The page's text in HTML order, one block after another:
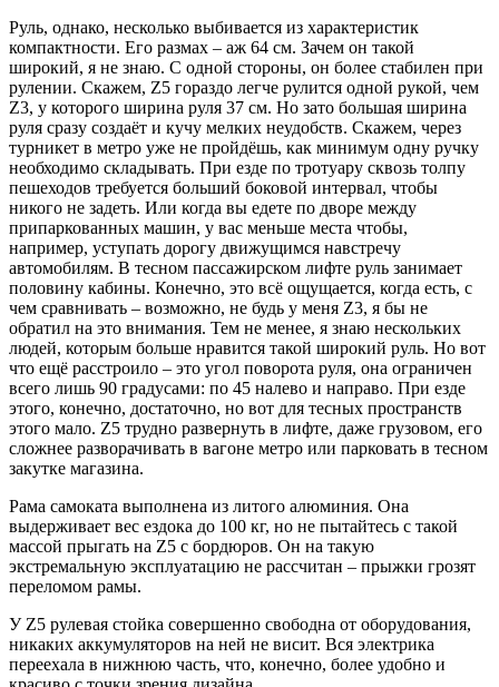
Руль, однако, несколько выбивается из характеристик
компактности. Его размах – аж 64 см. Зачем он такой
широкий, я не знаю. С одной стороны, он более стабилен при
рулении. Скажем, Z5 гораздо легче рулится одной рукой, чем
Z3, у которого ширина руля 37 см. Но зато большая ширина
руля сразу создаёт и кучу мелких неудобств. Скажем, через
турникет в метро уже не пройдёшь, как минимум одну ручку
необходимо складывать. При езде по тротуару сквозь толпу
пешеходов требуется больший боковой интервал, чтобы
никого не задеть. Или когда вы едете по дворе между
припаркованных машин, у вас меньше места чтобы,
например, уступать дорогу движущимся навстречу
автомобилям. В тесном пассажирском лифте руль занимает
половину кабины. Конечно, это всё ощущается, когда есть, с
чем сравнивать – возможно, не будь у меня Z3, я бы не
обратил на это внимания. Тем не менее, я знаю нескольких
людей, которым больше нравится такой широкий руль. Но вот
что ещё расстроило – это угол поворота руля, она ограничен
всего лишь 90 градусами: по 45 налево и направо. При езде
этого, конечно, достаточно, но вот для тесных пространств
этого мало. Z5 трудно развернуть в лифте, даже грузовом, его
сложнее разворачивать в вагоне метро или парковать в тесном
закутке магазина.
Рама самоката выполнена из литого алюминия. Она
выдерживает вес ездока до 100 кг, но не пытайтесь с такой
массой прыгать на Z5 с бордюров. Он на такую
экстремальную эксплуатацию не рассчитан – прыжки грозят
переломом рамы.
У Z5 рулевая стойка совершенно свободна от оборудования,
никаких аккумуляторов на ней не висит. Вся электрика
переехала в нижнюю часть, что, конечно, более удобно и